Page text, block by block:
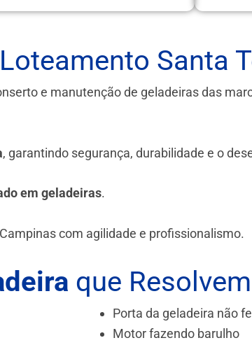
Santa
e manutenção de geladeiras das
, garantindo segurança, durabilidade e o
em geladeiras.
com agilidade e profissionalismo.
que
Porta da geladeira não
Motor fazendo barulho